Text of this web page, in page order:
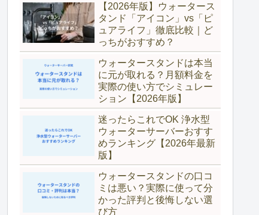
【2026年版】ウォータース
タンド「アイコン」vs「ピ
ュアライフ」徹底比較｜ど
っちがおすすめ？
ウォータースタンドは本当
に元が取れる？月額料金を
実際の使い方でシミュレー
ション【2026年版】
迷ったらこれでOK 浄水型
ウォーターサーバーおすす
めランキング【2026年最新
版】
ウォータースタンドの口コ
ミは悪い？実際に使って分
かった評判と後悔しない選
び方